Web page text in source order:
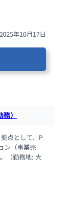
年10月17日
）
点として、P
ン（事業売
（勤務地: 大